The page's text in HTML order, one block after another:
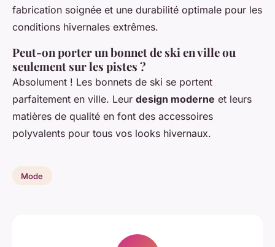
fabrication soignée et une durabilité optimale pour les
conditions hivernales extrêmes.
Peut-on porter un bonnet de ski en ville ou
seulement sur les pistes ?
Absolument ! Les bonnets de ski se portent
parfaitement en ville. Leur design moderne et leurs
matières de qualité en font des accessoires
polyvalents pour tous vos looks hivernaux.
Mode